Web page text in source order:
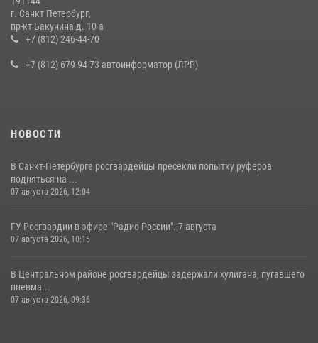
В Ленобласти сотрудники Росгвардии провели встречу с
воспитанниками детского клуба «Умные каникулы»
г. Санкт Петербург,
пр-кт Бакунина д. 10 а
+7 (812) 246-44-70
+7 (812) 679-94-73 автоинформатор (ЛРР)
НОВОСТИ
В Санкт-Петербурге росгвардейцы пресекли попытку руферов
подняться на ...
07 августа 2026, 12:04
ГУ Росгвардии в эфире "Радио России". 7 августа
07 августа 2026, 10:15
В Центральном районе росгвардейцы задержали хулигана, пугавшего
пневма...
07 августа 2026, 09:36